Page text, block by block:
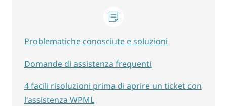
Problematiche conosciute e soluzioni
Domande di assistenza frequenti
4 facili risoluzioni prima di aprire un ticket con
l'assistenza WPML